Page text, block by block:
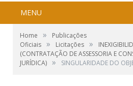
MENU
Home »
Publicações
Oficiais » Licitações »
(CONTRATAÇÃO DE ASSESSORIA E
JURÍDICA) » SINGULARIDADE DO